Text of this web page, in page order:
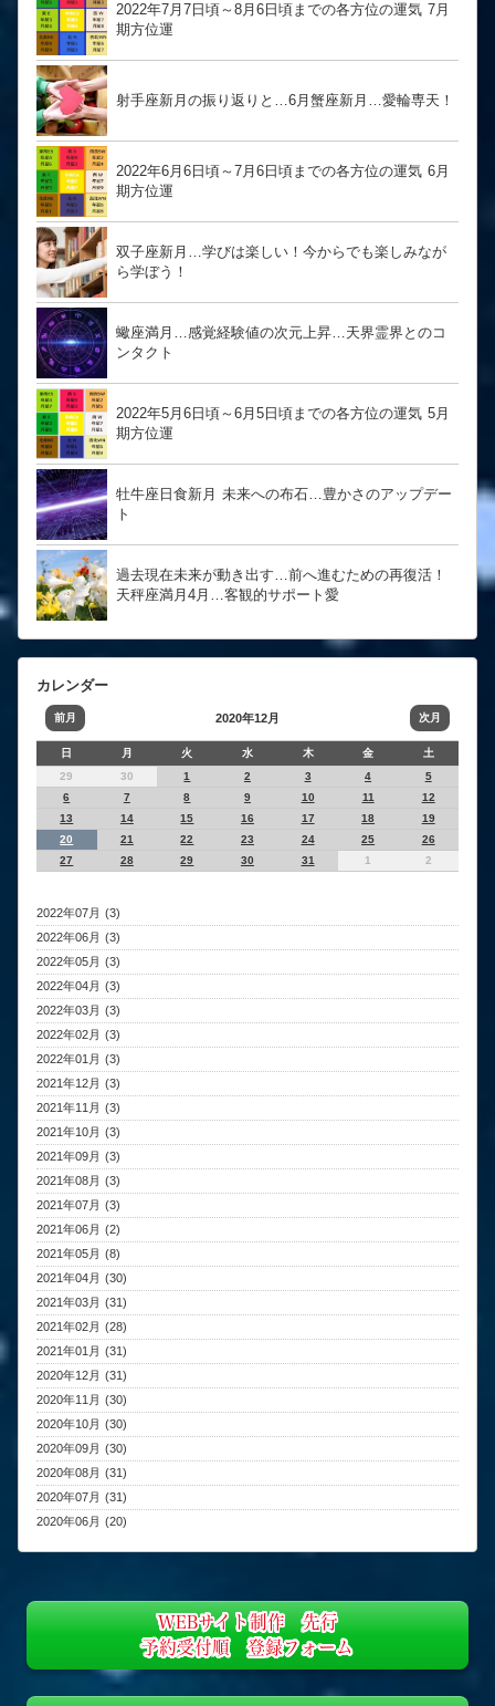
2022年7月7日頃～8月6日頃までの各方位の運気 7月
期方位運
射手座新月の振り返りと…6月蟹座新月…愛輪専天！
2022年6月6日頃～7月6日頃までの各方位の運気 6月
期方位運
双子座新月…学びは楽しい！今からでも楽しみなが
ら学ぼう！
蠍座満月…感覚経験値の次元上昇…天界霊界とのコ
ンタクト
2022年5月6日頃～6月5日頃までの各方位の運気 5月
期方位運
牡牛座日食新月 未来への布石…豊かさのアップデー
ト
過去現在未来が動き出す…前へ進むための再復活！
天秤座満月4月…客観的サポート愛
カレンダー
前月 2020年12月 次月
日 月 火 水 木 金
土
29
30 1 2 3 4
5
6
7 8 9 10 11
12
13
14 15 16 17 18
19
20
21 22 23 24 25
26
27
28 29 30 31 1 2
2022年07月 (3)
2022年06月 (3)
2022年05月 (3)
2022年04月 (3)
2022年03月 (3)
2022年02月 (3)
2022年01月 (3)
2021年12月 (3)
2021年11月 (3)
2021年10月 (3)
2021年09月 (3)
2021年08月 (3)
2021年07月 (3)
2021年06月 (2)
2021年05月 (8)
2021年04月 (30)
2021年03月 (31)
2021年02月 (28)
2021年01月 (31)
2020年12月 (31)
2020年11月 (30)
2020年10月 (30)
2020年09月 (30)
2020年08月 (31)
2020年07月 (31)
2020年06月 (20)
WEBサイト制作 先行
予約受付順 登録フォーム